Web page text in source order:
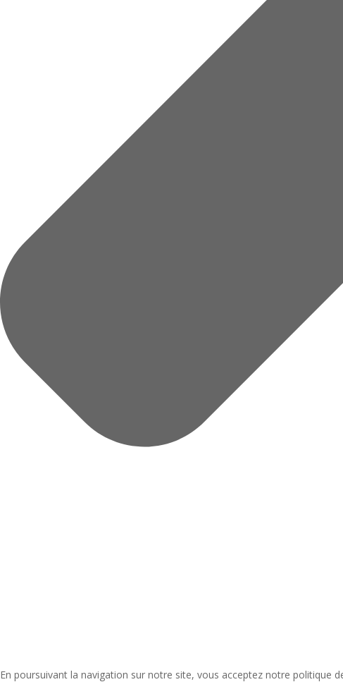
En poursuivant la navigation sur notre site, vous acceptez notre politique